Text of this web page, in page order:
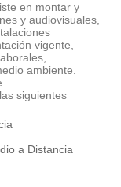
en montar y
y audiovisuales,
vigente,
ambiente.
siguientes
a Distancia